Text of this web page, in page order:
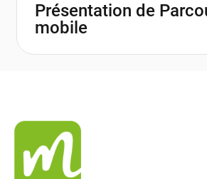
Présentation de
mobile